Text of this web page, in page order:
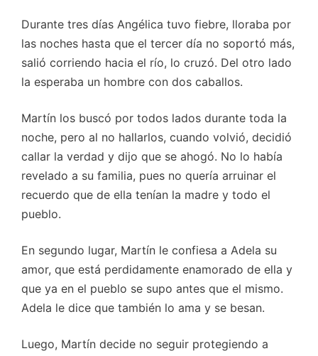
Durante tres días Angélica tuvo fiebre, lloraba por
las noches hasta que el tercer día no soportó más,
salió corriendo hacia el río, lo cruzó. Del otro lado
la esperaba un hombre con dos caballos.
Martín los buscó por todos lados durante toda la
noche, pero al no hallarlos, cuando volvió, decidió
callar la verdad y dijo que se ahogó. No lo había
revelado a su familia, pues no quería arruinar el
recuerdo que de ella tenían la madre y todo el
pueblo.
En segundo lugar, Martín le confiesa a Adela su
amor, que está perdidamente enamorado de ella y
que ya en el pueblo se supo antes que el mismo.
Adela le dice que también lo ama y se besan.
Luego, Martín decide no seguir protegiendo a